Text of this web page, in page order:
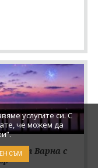
от Варна с
услугите си. С
че можем да
СЪМ